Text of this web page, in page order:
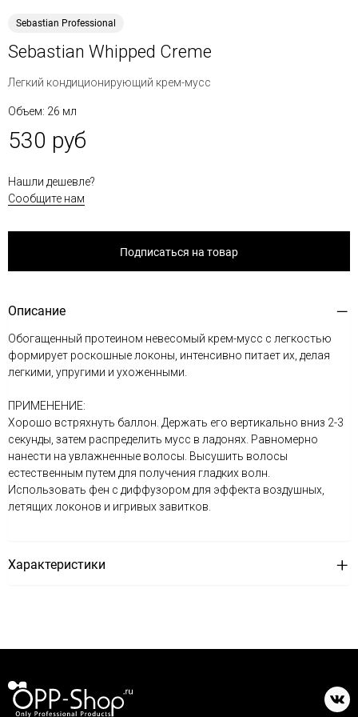
Sebastian Professional
Sebastian Whipped Creme
Легкий кондиционирующий крем-мусс
Объем: 26 мл
530 руб
Нашли дешевле?
Сообщите нам
Подписаться на товар
Описание
Обогащенный протеином невесомый крем-мусс с легкостью
формирует роскошные локоны, интенсивно питает их, делая
легкими, упругими и ухоженными.
ПРИМЕНЕНИЕ:
Хорошо встряхнуть баллон. Держать его вертикально вниз 2-3
секунды, затем распределить мусс в ладонях. Равномерно
нанести на увлажненные волосы. Высушить волосы
естественным путем для получения гладких волн.
Использовать фен с диффузором для эффекта воздушных,
летящих локонов и игривых завитков.
Характеристики